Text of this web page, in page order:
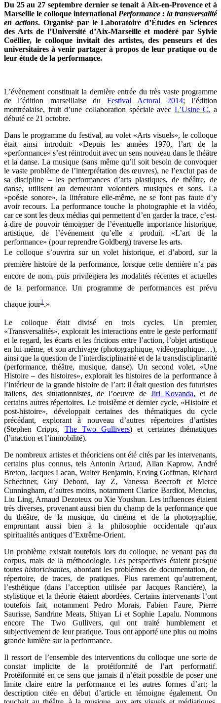
Du 25 au 27 septembre dernier se tenait à Aix-en-Provence et à
Marseille le colloque international Performance : la transversalité
en actions. Organisé par le Laboratoire d’Études en Sciences
des Arts de l’Université d’Aix-Marseille et modéré par Sylvie
Coëllier, le colloque invitait des artistes, des penseurs et des
universitaires à venir partager à propos de leur pratique ou de
leur étude de la performance.
L’évènement constituait la dernière entrée du très vaste programme
de l’édition marseillaise duFestival Actoral 2014; l’édition
montréalaise, fruit d’une collaboration spéciale avec L’Usine C, a
débuté ce 21 octobre.
Dans le programme du festival, au volet «Arts visuels», le colloque
était ainsi introduit: «Depuis les années 1970, l’art de la
«performance» s’est réintroduit avec un sens nouveau dans le théâtre
et la danse. La musique (sans même qu’il soit besoin de convoquer
le vaste problème de l’interprétation des œuvres), ne l’exclut pas de
sa discipline – les performances d’arts plastiques, de théâtre, de
danse, utilisent au demeurant volontiers musiques et sons. La
«poésie sonore», la littérature elle-même, ne se font pas faute d’y
avoir recours. La performance touche la photographie et la vidéo,
car ce sont les deux médias qui permettent d’en garder la trace, c’est-
à-dire de pouvoir témoigner de l’éventuelle importance historique,
artistique, de l’événement qu’elle a produit. «L’art de la
performance» (pour reprendre Goldberg) traverse les arts.
Le colloque s’ouvrira sur un volet historique, et d’abord, sur la
première histoire de la performance, lorsque cette dernière n’a pas
encore de nom, puis privilégiera les modalités récentes et actuelles
de la performance.Un programme de performances est prévu
chaque jour1 .»
Le colloque était divisé en trois cycles. Un premier,
«Transversalités», explorait les interactions entre le geste performatif
et le regard, les écarts et les frictions entre l’action, l’objet artistique
en lui-même, et son archivage (photographique, vidéographique…),
ainsi que la question de l’interdisciplinarité et de la transdisciplinarité
(performance, théâtre, musique, danse). Un second volet, «Une
Histoire – des histoires», explorait les histoires de la performance à
l’intérieur de la grande histoire de l’art: il était question des futuristes
italiens, des situationnistes, de l’oeuvre de Jiri Kovanda, et de
certains autres répertoires. Le troisième et dernier cycle, «Histoire et
post-histoire», développait certaines des thématiques du cycle
précédant, explorant à nouveau d’autres répertoires d’artistes
(Stephen Cripps, The Two Gullivers) et certaines thématiques
(l’inaction et l’immobilité).
De nombreux artistes et théoriciens ont été cités par les intervenants,
certains plus connus, tels Antonin Artaud, Allan Kaprow, André
Breton, Jacques Lacan, Walter Benjamin, Erving Goffman, Richard
Schechner, Guy Debord, Jay Z, Vanessa Beecroft et Merce
Cunningham, d’autres moins, notamment Clarice Bardiot, Mencius,
Liu Ling, Arnaud Dezoteux ou Xie Youshun. Les influences étaient
très diverses, provenant aussi bien du champ de la performance que
du théâtre, de la musique, du cinéma et de la photographie,
empruntant aussi bien à la philosophie occidentale qu’aux
spiritualités antiques d’Extrême-Orient.
Un problème existait toutefois lors du colloque, ne venant pas du
corpus, mais de la méthodologie. Les perspectives étaient presque
touteshistoricisantes, abordant les problèmes de documentation, de
répertoire, de traces, de pratiques. Plus rarement qu’autrement,
l’esthétique (dans l’acception utilisée par Jacques Rancière), la
stylistique et la théorie étaient abordées. Certains intervenants l’ont
toutefois fait, notamment Pedro Morais, Fabien Faure, Pierre
Saurisse, Sandrine Meats, Shiyan Li et Sophie Lapalu. Nommons
encore The Two Gullivers, qui ont traité humblement et
subjectivement de leur pratique. Tous ont apporté une plus ou moins
grande lumière sur la performance.
Il ressort de l’ensemble des interventions du colloque une sorte de
constat implicite de la protéiformité de l’art performatif.
Protéiformité en ce sens que jamais il n’était possible de poser une
limite claire entre la performance et les autres formes d’art; la
description citée en début d’article en témoigne également. On